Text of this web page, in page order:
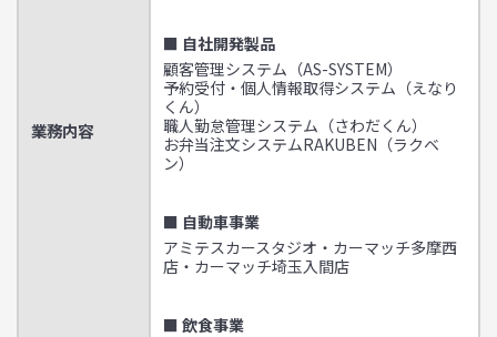
業務内容
■ 自社開発製品
顧客管理システム（AS-SYSTEM）
予約受付・個人情報取得システム（えなり
くん）
職人勤怠管理システム（さわだくん）
お弁当注文システムRAKUBEN（ラクベ
ン）
■ 自動車事業
アミテスカースタジオ・カーマッチ多摩西
店・カーマッチ埼玉入間店
■ 飲食事業